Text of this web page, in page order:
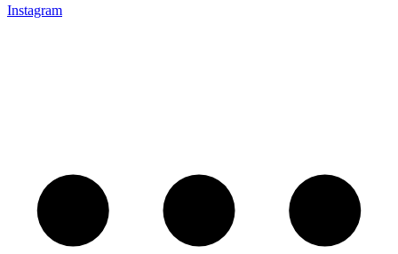
Instagram